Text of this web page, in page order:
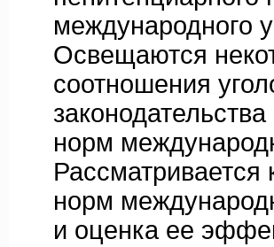
международного
Освещаются
соотношения
норм
норм
и оценка ее